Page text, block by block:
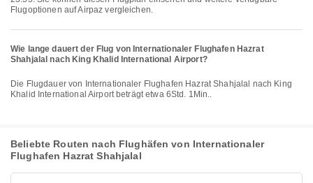
Flugoptionen auf Airpaz vergleichen.
Wie lange dauert der Flug von Internationaler Flughafen Hazrat
Shahjalal nach King Khalid International Airport?
Die Flugdauer von Internationaler Flughafen Hazrat Shahjalal nach King
Khalid International Airport beträgt etwa 6Std. 1Min..
Beliebte Routen nach Flughäfen von Internationaler
Flughafen Hazrat Shahjalal